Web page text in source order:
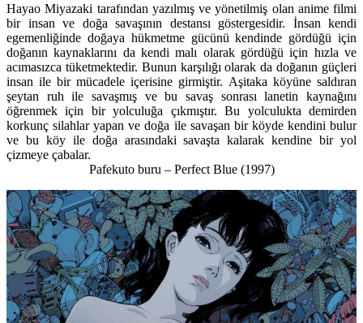
Hayao Miyazaki tarafından yazılmış ve yönetilmiş olan anime filmi
bir insan ve doğa savaşının destansı göstergesidir. İnsan kendi
egemenliğinde doğaya hükmetme gücünü kendinde gördüğü için
doğanın kaynaklarını da kendi malı olarak gördüğü için hızla ve
acımasızca tüketmektedir. Bunun karşılığı olarak da doğanın güçleri
insan ile bir mücadele içerisine girmiştir. Aşitaka köyüne saldıran
şeytan ruh ile savaşmış ve bu savaş sonrası lanetin kaynağını
öğrenmek için bir yolculuğa çıkmıştır. Bu yolculukta demirden
korkunç silahlar yapan ve doğa ile savaşan bir köyde kendini bulur
ve bu köy ile doğa arasındaki savaşta kalarak kendine bir yol
çizmeye çabalar.
Pafekuto buru – Perfect Blue (1997)